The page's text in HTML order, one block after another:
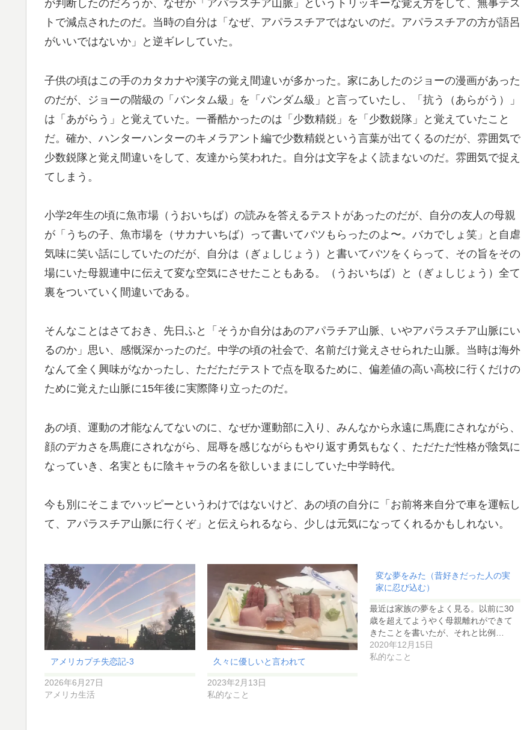
が判断したのだろうか、なぜか「アパラスチア山脈」というトリッキーな覚え方をして、無事テス
トで減点されたのだ。当時の自分は「なぜ、アパラスチアではないのだ。アパラスチアの方が語呂
がいいではないか」と逆ギレしていた。
子供の頃はこの手のカタカナや漢字の覚え間違いが多かった。家にあしたのジョーの漫画があった
のだが、ジョーの階級の「バンタム級」を「パンダム級」と言っていたし、「抗う（あらがう）」
は「あがらう」と覚えていた。一番酷かったのは「少数精鋭」を「少数鋭隊」と覚えていたこと
だ。確か、ハンターハンターのキメラアント編で少数精鋭という言葉が出てくるのだが、雰囲気で
少数鋭隊と覚え間違いをして、友達から笑われた。自分は文字をよく読まないのだ。雰囲気で捉え
てしまう。
小学2年生の頃に魚市場（うおいちば）の読みを答えるテストがあったのだが、自分の友人の母親
が「うちの子、魚市場を（サカナいちば）って書いてバツもらったのよ〜。バカでしょ笑」と自虐
気味に笑い話にしていたのだが、自分は（ぎょしじょう）と書いてバツをくらって、その旨をその
場にいた母親連中に伝えて変な空気にさせたこともある。（うおいちば）と（ぎょしじょう）全て
裏をついていく間違いである。
そんなことはさておき、先日ふと「そうか自分はあのアパラチア山脈、いやアパラスチア山脈にい
るのか」思い、感慨深かったのだ。中学の頃の社会で、名前だけ覚えさせられた山脈。当時は海外
なんて全く興味がなかったし、ただただテストで点を取るために、偏差値の高い高校に行くだけの
ために覚えた山脈に15年後に実際降り立ったのだ。
あの頃、運動の才能なんてないのに、なぜか運動部に入り、みんなから永遠に馬鹿にされながら、
顔のデカさを馬鹿にされながら、屈辱を感じながらもやり返す勇気もなく、ただただ性格が陰気に
なっていき、名実ともに陰キャラの名を欲しいままにしていた中学時代。
今も別にそこまでハッピーというわけではないけど、あの頃の自分に「お前将来自分で車を運転し
て、アパラスチア山脈に行くぞ」と伝えられるなら、少しは元気になってくれるかもしれない。
アメリカプチ失恋記-3
2026年6月27日
アメリカ生活
久々に優しいと言われて
2023年2月13日
私的なこと
変な夢をみた（昔好きだった人の実
家に忍び込む）
最近は家族の夢をよく見る。以前に30
歳を超えてようやく母親離れができて
きたことを書いたが、それと比例…
2020年12月15日
私的なこと